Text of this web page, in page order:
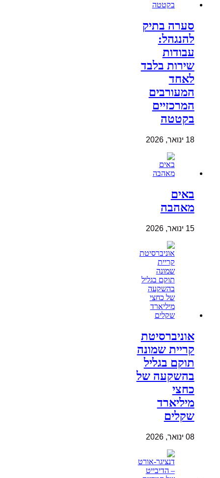
סערה בתיק
להנגהל:
עבודות
שירות בלבד
לאחד
המעורבים
המרכזיים
בקטטה
18 ינואר, 2026
באים
מאהבה
15 ינואר, 2026
אוניברסיטת
קריית שמונה
תוקם בגליל
בהשקעה של
כחצי
מיליארד
שקלים
08 ינואר, 2026